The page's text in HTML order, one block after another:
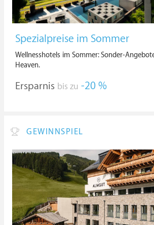
Spezialpreise im Sommer
Wellnesshotels im Sommer: Sonder-
Heaven.
Ersparnis bis zu -20 %
GEWINNSPIEL